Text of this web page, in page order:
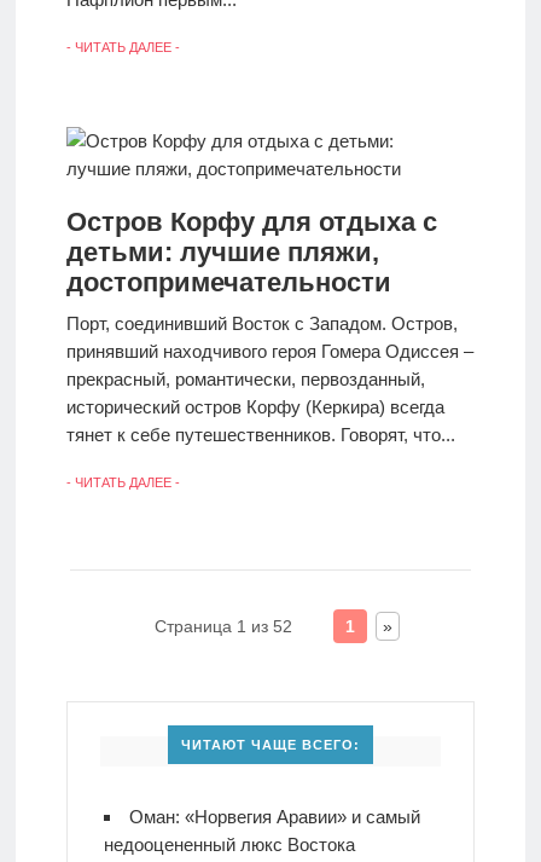
- ЧИТАТЬ ДАЛЕЕ -
Остров Корфу для отдыха с
детьми: лучшие пляжи,
достопримечательности
Порт, соединивший Восток с Западом. Остров,
принявший находчивого героя Гомера Одиссея –
прекрасный, романтически, первозданный,
исторический остров Корфу (Керкира) всегда
тянет к себе путешественников. Говорят, что...
- ЧИТАТЬ ДАЛЕЕ -
Страница 1 из 52 1 »
ЧИТАЮТ ЧАЩЕ ВСЕГО:
Оман: «Норвегия Аравии» и самый
недооцененный люкс Востока